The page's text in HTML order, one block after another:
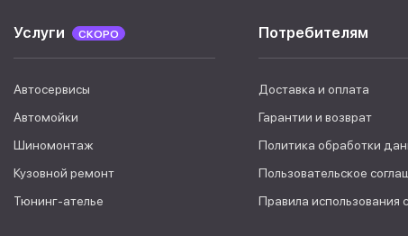
Услуги СКОРО
Автосервисы
Автомойки
Шиномонтаж
Кузовной ремонт
Тюнинг-ателье
Потребителям
Доставка и оплата
Гарантии и возврат
Политика обработки
Пользовательское
Правила использования